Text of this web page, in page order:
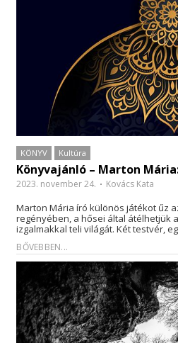
KÖNYV Kultúra
Könyvajánló – Marton
2023. november 24. Kovács Kata
Marton Mária író különös játékot űz
regényében, a hősei által átélhetjük
izgalmakkal teli világát. Két testvér,
BŐVEBBEN...